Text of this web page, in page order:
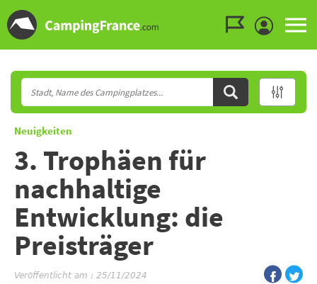
Neuigkeiten
3. Trophäen für
nachhaltige
Entwicklung: die
Preisträger
Veröffentlicht am : 25/11/2024